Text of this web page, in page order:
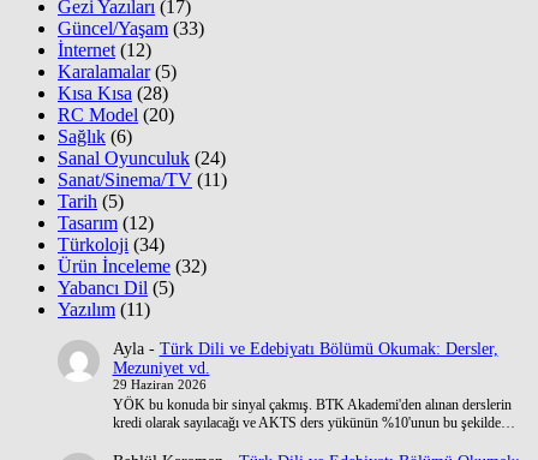
Gezi Yazıları (17)
Güncel/Yaşam (33)
İnternet (12)
Karalamalar(5)
Kısa Kısa (28)
RC Model (20)
Sağlık (6)
Sanal Oyunculuk (24)
Sanat/Sinema/TV (11)
Tarih (5)
Tasarım (12)
Türkoloji (34)
Ürün İnceleme (32)
Yabancı Dil (5)
Yazılım (11)
Ayla- Türk Dili ve Edebiyatı Bölümü Okumak: Dersler,
Mezuniyet vd.
29 Haziran 2026
YÖK bu konuda bir sinyal çakmış. BTK Akademi'den alınan derslerin
kredi olarak sayılacağı ve AKTS ders yükünün %10'unun bu şekilde…